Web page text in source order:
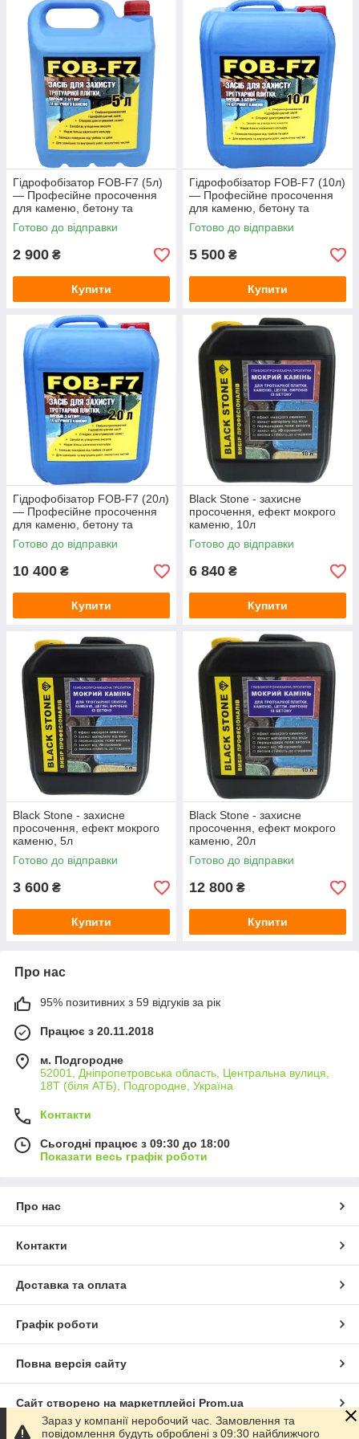
Зарядні станції
Метеостанції
Колориметри (вимірювачі кольору)
Товщиноміри
Вимірювання відстані і розмірів
Термологери
Аксесуари для кухні
Термогігрометри (RH)
Тестери електромагнітних полів (НЧ, ВЧ)
Курвіметри
Вологоміри зерна
Телеметрія, ендоскопи, бороскопи
PH-електроди
Гідрофобізатор FOB-F7 (5л)
— Професійне просочення
для каменю, бетону та
тротуарної плитки (захист від
висолів)
Готово до відправки
2 900 ₴
Купити
Гідрофобізатор FOB-F7 (10л)
— Професійне просочення
для каменю, бетону та
тротуарної плитки (захист від
висолів)
Готово до відправки
5 500 ₴
Купити
Гідрофобізатор FOB-F7 (20л)
— Професійне просочення
для каменю, бетону та
тротуарної плитки (захист від
висолів)
Готово до відправки
10 400 ₴
Купити
Black Stone - захисне
просочення, ефект мокрого
каменю, 10л
Готово до відправки
6 840 ₴
Купити
Black Stone - захисне
просочення, ефект мокрого
каменю, 5л
Готово до відправки
3 600 ₴
Купити
Black Stone - захисне
просочення, ефект мокрого
каменю, 20л
Готово до відправки
12 800 ₴
Купити
Про нас
95% позитивних з 59 відгуків за рік
Працює з 20.11.2018
м. Подгородне
52001, Дніпропетровська область, Центральна вулиця,
18Т (біля АТБ), Подгородне, Україна
Контакти
Сьогодні працює з 09:30 до 18:00
Показати весь графік роботи
Про нас
Контакти
Доставка та оплата
Графік роботи
Повна версія сайту
Сайт створено на маркетплейсі Prom.ua
Зараз у компанії неробочий час. Замовлення та
повідомлення будуть оброблені з 09:30 найближчого